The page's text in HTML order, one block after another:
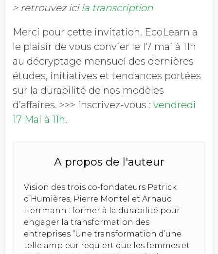
> retrouvez ici la transcription
Merci pour cette invitation. EcoLearn a
le plaisir de vous convier le 17 mai à 11h
au décryptage mensuel des dernières
études, initiatives et tendances portées
sur la durabilité de nos modèles
d’affaires. >>> inscrivez-vous : vendredi
17 Mai à 11h.
A propos de l'auteur
Vision des trois co-fondateurs Patrick
d’Humières, Pierre Montel et Arnaud
Herrmann : former à la durabilité pour
engager la transformation des
entreprises “Une transformation d’une
telle ampleur requiert que les femmes et